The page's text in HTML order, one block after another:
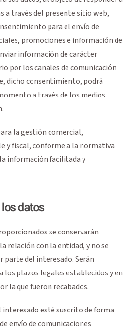
a través del presente sitio web,
para el envío de
promociones e información de
información de carácter
por los canales de comunicación
dicho consentimiento, podrá
a través de los medios
la gestión comercial,
y fiscal, conforme a la normativa
información facilitada y
datos
se conservarán
relación con la entidad, y no se
parte del interesado. Serán
los plazos legales establecidos y en
la que fueron recabados.
interesado esté suscrito de forma
envío de comunicaciones